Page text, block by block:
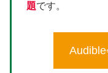
題です。
Audible